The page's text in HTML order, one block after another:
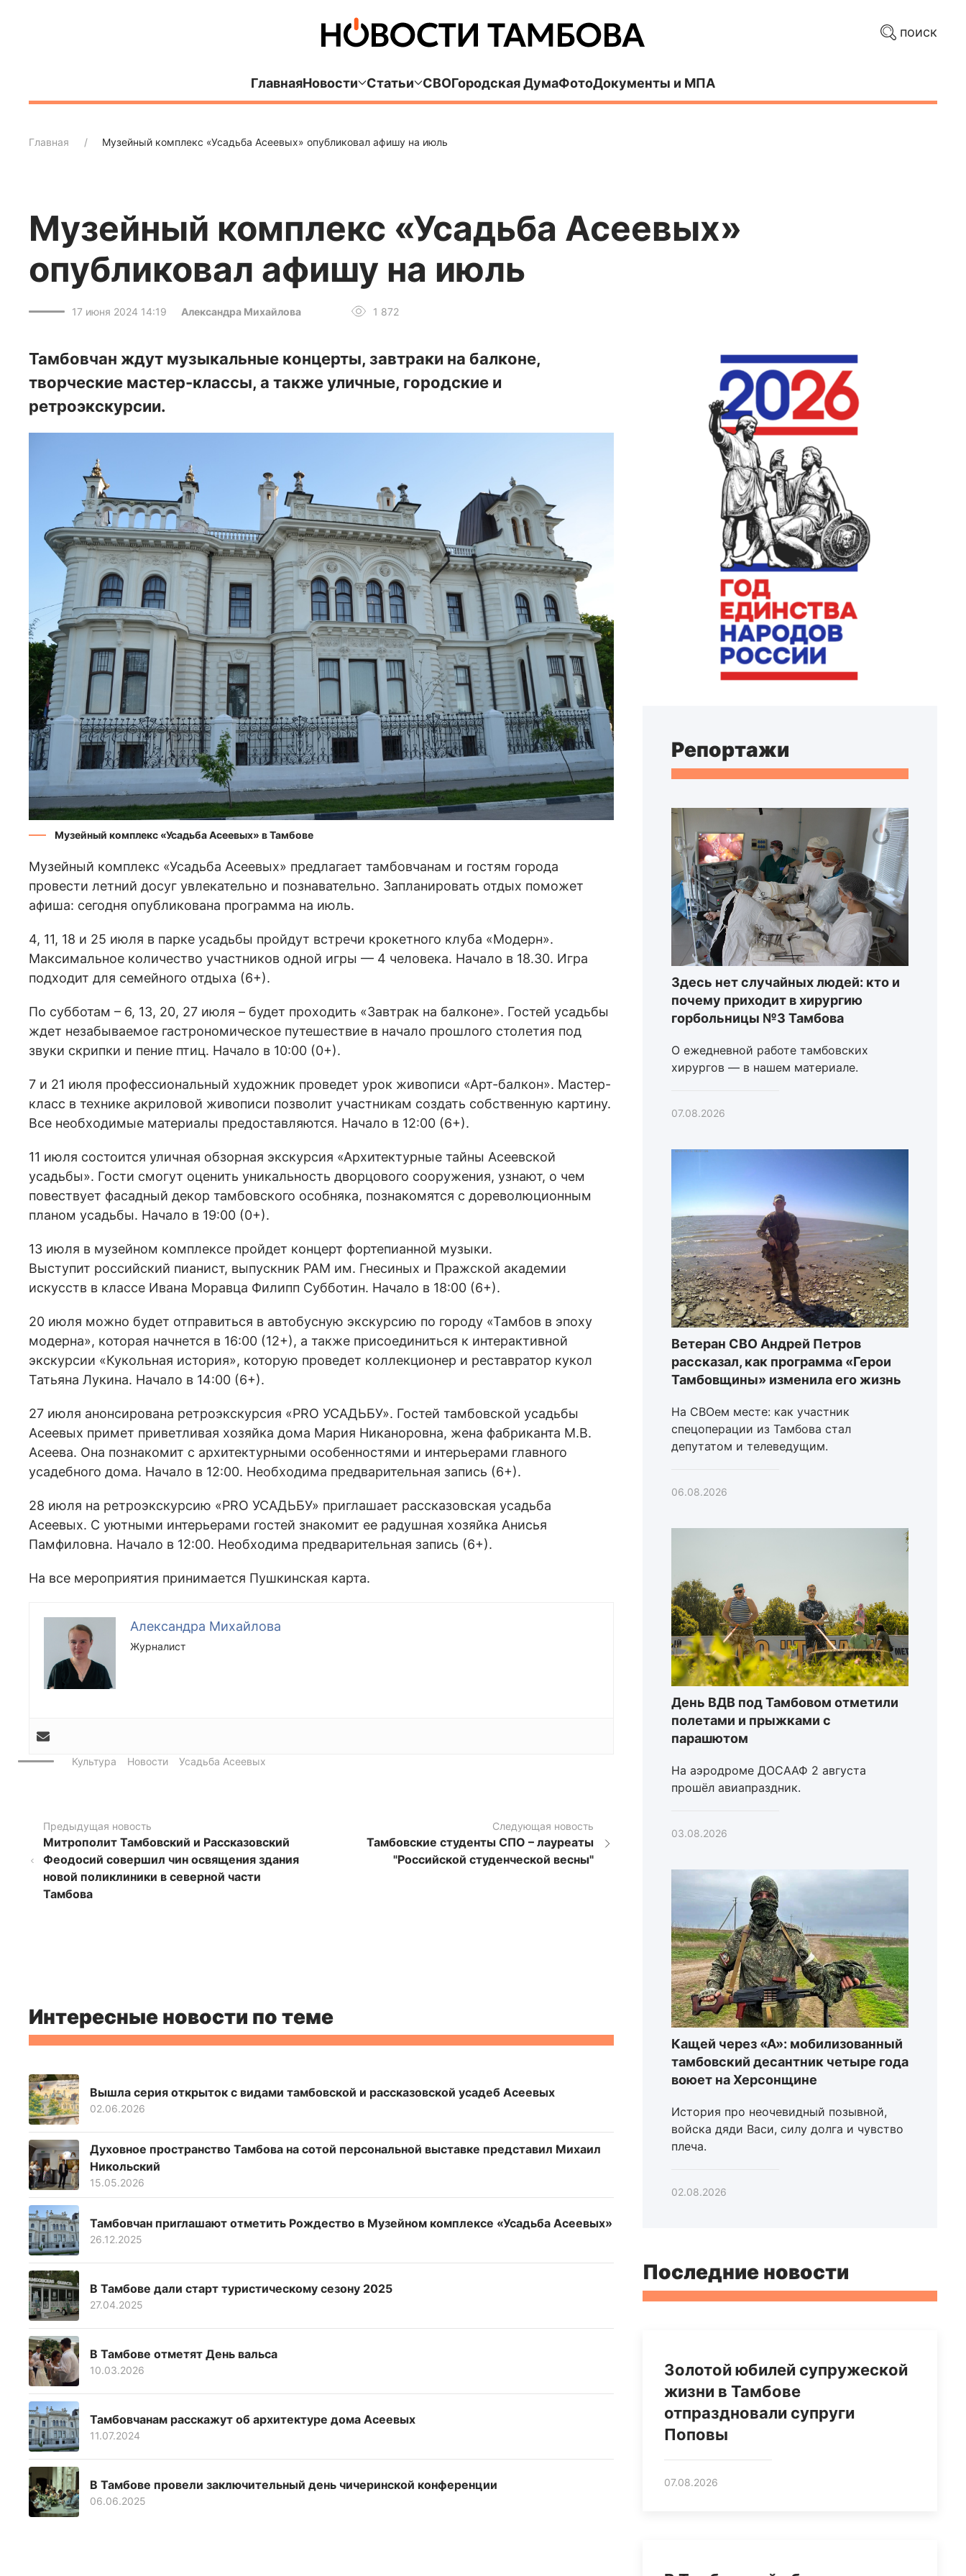
поиск
ГлавнаяНовости Статьи СВОГородская ДумаФотоДокументы и МПА
Главная Музейный комплекс «Усадьба Асеевых» опубликовал афишу на июль
Музейный комплекс «Усадьба Асеевых»
опубликовал афишу на июль
17 июня 2024 14:19 Александра Михайлова 1 872
Тамбовчан ждут музыкальные концерты, завтраки на балконе,
творческие мастер-классы, а также уличные, городские и
ретроэкскурсии.
Музейный комплекс «Усадьба Асеевых» в Тамбове
Музейный комплекс «Усадьба Асеевых» предлагает тамбовчанам и гостям города
провести летний досуг увлекательно и познавательно. Запланировать отдых поможет
афиша: сегодня опубликована программа на июль.
4, 11, 18 и 25 июля в парке усадьбы пройдут встречи крокетного клуба «Модерн».
Максимальное количество участников одной игры — 4 человека. Начало в 18.30. Игра
подходит для семейного отдыха (6+).
По субботам – 6, 13, 20, 27 июля – будет проходить «Завтрак на балконе». Гостей усадьбы
ждет незабываемое гастрономическое путешествие в начало прошлого столетия под
звуки скрипки и пение птиц. Начало в 10:00 (0+).
7 и 21 июля профессиональный художник проведет урок живописи «Арт-балкон». Мастер-
класс в технике акриловой живописи позволит участникам создать собственную картину.
Все необходимые материалы предоставляются. Начало в 12:00 (6+).
11 июля состоится уличная обзорная экскурсия «Архитектурные тайны Асеевской
усадьбы». Гости смогут оценить уникальность дворцового сооружения, узнают, о чем
повествует фасадный декор тамбовского особняка, познакомятся с дореволюционным
планом усадьбы. Начало в 19:00 (0+).
13 июля в музейном комплексе пройдет концерт фортепианной музыки.
Выступит российский пианист, выпускник РАМ им. Гнесиных и Пражской академии
искусств в классе Ивана Моравца Филипп Субботин. Начало в 18:00 (6+).
20 июля можно будет отправиться в автобусную экскурсию по городу «Тамбов в эпоху
модерна», которая начнется в 16:00 (12+), а также присоединиться к интерактивной
экскурсии «Кукольная история», которую проведет коллекционер и реставратор кукол
Татьяна Лукина. Начало в 14:00 (6+).
27 июля анонсирована ретроэкскурсия «PRO УСАДЬБУ». Гостей тамбовской усадьбы
Асеевых примет приветливая хозяйка дома Мария Никаноровна, жена фабриканта М.В.
Асеева. Она познакомит с архитектурными особенностями и интерьерами главного
усадебного дома. Начало в 12:00. Необходима предварительная запись (6+).
28 июля на ретроэкскурсию «PRO УСАДЬБУ» приглашает рассказовская усадьба
Асеевых. С уютными интерьерами гостей знакомит ее радушная хозяйка Анисья
Памфиловна. Начало в 12:00. Необходима предварительная запись (6+).
На все мероприятия принимается Пушкинская карта.
Александра Михайлова
Журналист
Культура Новости Усадьба Асеевых
Предыдущая новость
Митрополит Тамбовский и Рассказовский
Феодосий совершил чин освящения здания
новой поликлиники в северной части
Тамбова
Следующая новость
Тамбовские студенты СПО – лауреаты
"Российской студенческой весны"
Интересные новости по теме
Вышла серия открыток с видами тамбовской и рассказовской усадеб Асеевых
02.06.2026
Духовное пространство Тамбова на сотой персональной выставке представил Михаил
Никольский
15.05.2026
Тамбовчан приглашают отметить Рождество в Музейном комплексе «Усадьба Асеевых»
26.12.2025
В Тамбове дали старт туристическому сезону 2025
27.04.2025
В Тамбове отметят День вальса
10.03.2026
Тамбовчанам расскажут об архитектуре дома Асеевых
11.07.2024
В Тамбове провели заключительный день чичеринской конференции
06.06.2025
Репортажи
Здесь нет случайных людей: кто и
почему приходит в хирургию
горбольницы №3 Тамбова
О ежедневной работе тамбовских
хирургов — в нашем материале.
07.08.2026
Ветеран СВО Андрей Петров
рассказал, как программа «Герои
Тамбовщины» изменила его жизнь
На СВОем месте: как участник
спецоперации из Тамбова стал
депутатом и телеведущим.
06.08.2026
День ВДВ под Тамбовом отметили
полетами и прыжками с
парашютом
На аэродроме ДОСААФ 2 августа
прошёл авиапраздник.
03.08.2026
Кащей через «А»: мобилизованный
тамбовский десантник четыре года
воюет на Херсонщине
История про неочевидный позывной,
войска дяди Васи, силу долга и чувство
плеча.
02.08.2026
Последние новости
Золотой юбилей супружеской
жизни в Тамбове
отпраздновали супруги
Поповы
07.08.2026